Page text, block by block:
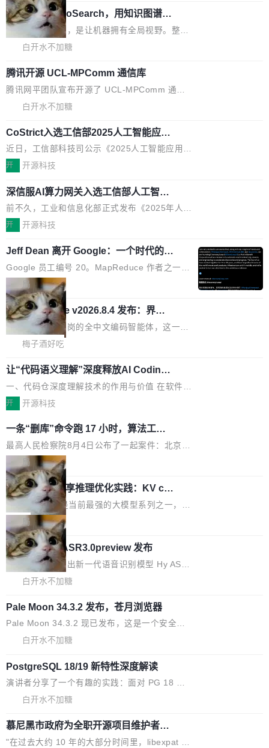
ceXAI的资金消耗速度尤为引人瞩目。然而，支
撑庞大支出的资金来源却呈现出截然不同的面
貌。数据显示，微软和 Meta 主要依托充沛的经
别达到155% 和106%;而SpaceXAI的经营现金
流仅能覆盖资本开支的12...
你可以用 curl -fsSL https://dev.meta.ai/install.
sh | bash 安装一个能在大项目里自动规划、写
代码、验证结果的 AI 终端工具。 据介绍，Muse
已有的终端编程 agent 在设计理念上有几个明显
的差异点。 异步后台 agent：Muse Code 有一
美团开源 LoHoSearch，用知识图谱校
准 AI 能力认知
机器出题的前提，是让机器拥有全局视野。整个
构建流程可以分为四个环节：建图 → 控制难度
白开水不加糖
腾讯开源 UCL-MPComm 通信库
腾讯网平团队宣布开源了 UCL-MPComm 通信
库，并将作为transport接入Mooncake TENT。
求进行了深度优化，能够实现数据中心内大规模
计算节点间多种内存类型的高性能通信。 UCL-
MPComm将作为一种传输引擎接入Mooncake T
传输性能最高提升5倍。UCL-MPComm底层基
于自研UCL-Engine通信引擎，后续腾讯网平将
持续开源更多基于UCL-Engine的高性能通信组
件。 腾讯网平团队在UCL-MPComm中实现了一
个独立于业务线程的全局通信引擎（Engine），
并实...
白开水不加糖
CoStrict入选工信部2025人工智能应用
典型案例
近日，工信部科技司公示《2025人工智能应用典
型案例入选名单》，深信服“面向企业研发场景的
创新与落地成效成功入选。 全链路私有化部署，
助力企业AI研发安全落地 当前，越来越多企业已
经开始引入 AI Coding 工具，通过调用公有云模
Coding 从个人辅助工具逐步走向团队级、组织
级应用，企业在规模化落地过程中，对安全性、
可控性和代码质量提出了更高要求。 首先是数据
安全与合规要求。对于大多数普通研发场景，公
有云模型能够满足快速试用和效率提升的需求。
但对于金融、能源、医疗等对数据安全要求较...
开 开源科技
深信服AI算力网关入选工信部人工智能
应用典型案例！
前不久，工业和信息化部正式发布《2025年人工
智能应用典型案例名单》，集中展示人工智能在
产品应用、支撑保障、专题等五大方向。深信服
AI算力网关（AI创新平台）成功入选！ 随着各行
各业的Agent走向规模化建设，算力构成形态逐
渐丰富，用户关注的重点也在发生变化：不只是
让AI用起来，还要进一步看清混合算力时代下，
Token花在哪里、算力是否被充分利用，以及持
续增长的AI成本该如何优化。 深信服AI算力网关
理两个方面，让用户的每一份算力都看得清、管
得住、用得稳、省得下、更安全！ 一、从现在开
始，Token使用一目...
开 开源科技
Jeff Dean 离开 Google：一个时代的结
束，一个实验室的开始
Google 员工编号 20。MapReduce 作者之一。
Bigtable 作者之一。TensorFlow 的作者之一。
Gemini 的架构师。Google 首席科学家。 Jeff D
ean 在 Google 工作了 27 年后，宣布离职。 他
不是一个人走。一同离开的还有 Sanjay Ghema
wat（Google 员工编号 23，Jeff Dean 二十多
作者）、Quoc Le（Google 大脑核心成员，Se
q2Seq 和 DocAI 的共同发明人）以及 Oriol Vin
yals（Gemini 联合负责人，AlphaSta...
局
🔥 SolonCode v2026.8.4 发布：界面
字体可调、22 种语言、记忆搜索增强
打开终端就能上岗的全中文编码智能体，这一轮
把「看得清、用母语、记得住」三件事一次补
耳科技研发的企业级终端编码智能体——一位全
中文驱动的数字员工，自主理解需求、规划步
骤、编写代码。不挑模型、不挑平台，curl 一行
b 安装 支持 Java 8+（8~26）、macOS / Linu
x / Windows / Harmony PC。 # macOS / Linu
x / Harmony PC curl -fsSL https://solon.noea
r.org/solon...
梅子酒好吃
让“代码语义理解”深度释放AI Coding
价值潜能：华为云码道（CodeArts）
代码仓技术解析
一、代码仓深度理解技术的作用与价值 在软件工
程实践中，代码仓是企业核心知识资产的主要载
个文件，其规模远超单次模型调用可承载的上下
文窗口。随着项目规模的持续扩张与代码历史的
不断累积，代码仓中的模块关系、接口契约、业
务逻辑等关键信息往往分散于数十乃至数百个文
件之中，形成高度复杂的知识关联网络。传统的
代码检索手段（如关键词匹配、目录遍历）仅能
在语法层面完成文本定位，难以触及代码的语义
内涵与结构关联，导致开发者使用代码智能体在
理解大规模代码仓时面临显著"代码仓理解"瓶
颈。 代码仓深度理解服务（以下简称" CodeBas
e深度理解服务"）是华为云码道（CodeA...
开 开源科技
一条“删库”命令跑 17 小时，算法工程
师删光 89TB 数据只为干私活
最高人民检察院8月4日公布了一起案件：北京一
名90后算法工程师王某，为了给自己接的私活腾
服务器空间，删光了公司AI游戏部门的全部核心
数据。 王某2024年1月入职东城区某科技公司AI
短剧部门，有互联网大厂背景。在公司内部架构
调整期间，部门三次通知全员将数据从A集群迁
移到B集群，王某都回复了"收到"。 他没有迁移
数据。2024年9月3日下午4点，他使用此前登录
的账号密码进入A集群，输入了一条被程序员圈
发现异常并中止进程时，89TB数据已经没了。
删掉的是AI游戏部门的全部开发文件，包括公司
局
Cloudflare 分享推理优化实践：KV ca
che 量化 + 权重压缩，吞吐量提升 4
1%，成本降 30%
Kimi 和 GLM 是当前最强的大模型系列之一，但
它们有一个共同的问题：太吃显存了。月之暗面
的 Kimi K 系列和智谱的 GLM 都是长上下文、M
oE 架构的大模型，好用到让人上瘾，但 GPU 显
存永远不够用。 Cloudflare 的 Workers AI 团队
一直在跑这些模型的推理。他们在官方博客上发
PU 上跑得更省、更快的技术手段——KV cache
量化、模型权重压缩、以及共享 KV cache 的完
整性保护。效果是：吞吐量提升 41%，每 token
存 KV cache 是推理时最吃显...
局
腾讯混元 Hy ASR3.0preview 发布
腾讯混元正式推出新一代语音识别模型 Hy ASR
3.0preview。基于最新一代大语言模型 Hy3 的
度语义理解能力，实现了语音识别能力的全面升
级。 根据介绍，Hy ASR3.0preview 目标在于：
让语音识别不再只是听清，而是真正听懂。通过
到你。从“逐字转写、单点优化”演进为“理解语
境、兼容场景、一键直出”。 Hy ASR 3.0 previe
w 不要求标准普通话，方言识别覆盖粤语、吴语
源评测集中，Hy ASR 3.0 preview 在多语种的
WER（...
白开水不加糖
Pale Moon 34.3.2 发布，苍月浏览器
Pale Moon 34.3.2 现已发布，这是一个安全更
新和少量网页兼容性修复版本。 Changes/fixe
函数添加了多项边界检查，以避免潜在的越界访
问、下溢和溢出。（DiD） 修复了加载和解析内
容提供的字体时出现的几个问题 为避免音频加
对音频采样频率设定了下限 采样率低于 8kHz
（通常被认为是 "telephone"/"walkie-talkie" 音
白开水不加糖
PostgreSQL 18/19 新特性深度解读
演讲者分享了一个有趣的实践：面对 PG 18 已
发布的 Release Notes，他利用 AI 工具（如 Co
让模型总结出三十余条潜在特性，再逐条要求生
成详细解释和代码校验，最终筛选出对用户体感
白开水不加糖
慕尼黑市政府为全职开源项目维护者提
供资助
"在过去大约 10 年的大部分时间里，libexpat 的